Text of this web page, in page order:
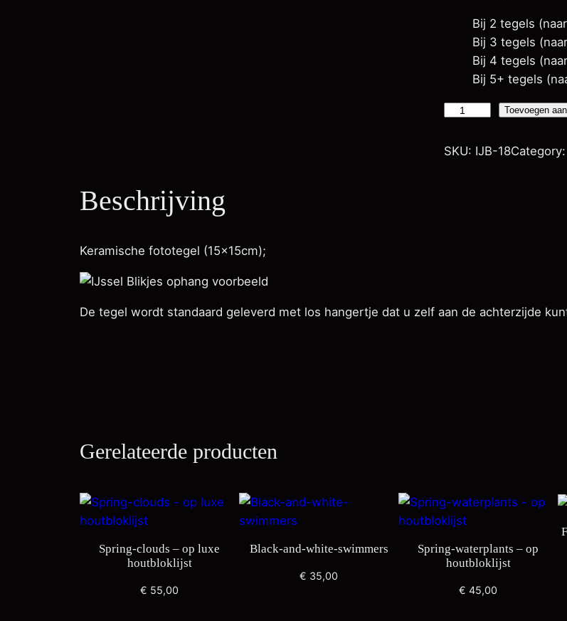
Bij 2 tegels
Bij 3 tegels
Bij 4 tegels
Bij 5+ tegels
r
c
a
l
Toevoegen
SKU: IJB-18Category:
Beschrijving
Keramische fototegel (15x15cm);
De tegel wordt standaard geleverd met los hangertje dat u zelf aan de achterzijde
Gerelateerde producten
Spring-clouds – op luxe
houtbloklijst
€ 55,00
Black-and-white-swimmers
€ 35,00
Spring-waterplants – op
houtbloklijst
€ 45,00